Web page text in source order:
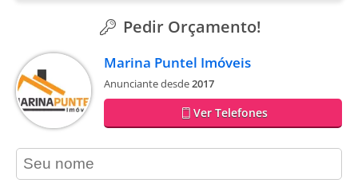
Pedir Orçamento!
Marina Puntel Imóveis
Anunciante desde2017
Ver Telefones
contact_name